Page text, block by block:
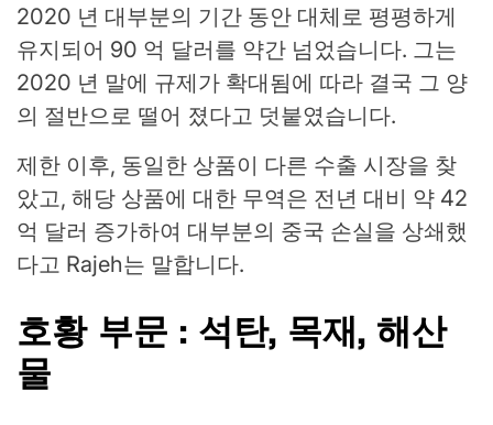
2020 년 대부분의 기간 동안 대체로 평평하게
유지되어 90 억 달러를 약간 넘었습니다. 그는
2020 년 말에 규제가 확대됨에 따라 결국 그 양
의 절반으로 떨어 졌다고 덧붙였습니다.
제한 이후, 동일한 상품이 다른 수출 시장을 찾
았고, 해당 상품에 대한 무역은 전년 대비 약 42
억 달러 증가하여 대부분의 중국 손실을 상쇄했
다고 Rajeh는 말합니다.
호황 부문 : 석탄, 목재, 해산
물